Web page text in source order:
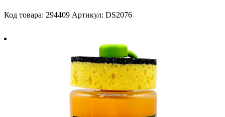
Код товара: 294409 Артикул: DS2076